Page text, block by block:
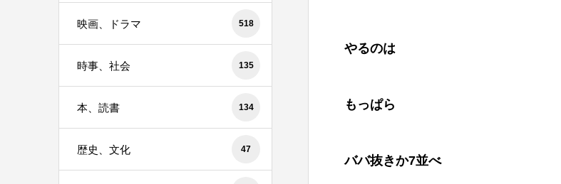
やるのは
もっぱら
ババ抜きか7並べ
映画、ドラマ 518
時事、社会 135
本、読書 134
歴史、文化 47